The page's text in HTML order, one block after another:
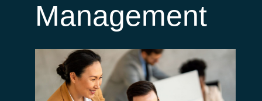
Management